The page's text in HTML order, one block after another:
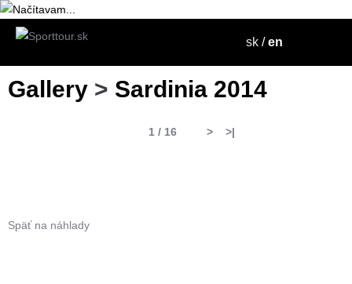
sk /en
Gallery > Sardinia 2014
1 / 16 > >|
Späť na náhlady